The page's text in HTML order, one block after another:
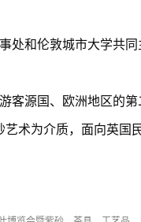
处和伦敦城市大学共
客源国、欧洲地区的
术为介质，面向英国